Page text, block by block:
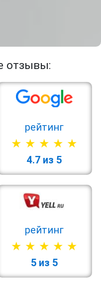
отзывы:
рейтинг
4.7 из 5
рейтинг
5 из 5